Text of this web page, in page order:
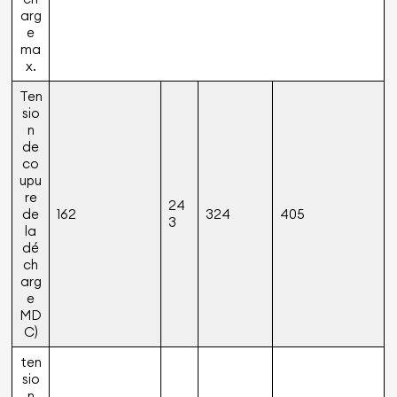
arg
e
ma
x.
Ten
sio
n
de
co
upu
re
de
la
dé
ch
arg
e
MD
C)
162
24
3
324 405
ten
sio